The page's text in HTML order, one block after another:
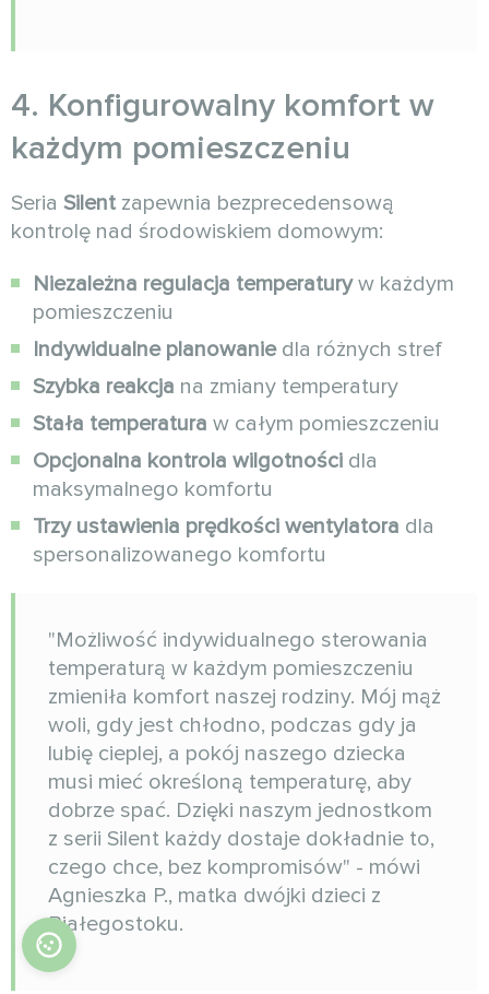
4. Konfigurowalny komfort w
każdym pomieszczeniu
Seria Silent zapewnia bezprecedensową
kontrolę nad środowiskiem domowym:
Niezależna regulacja temperaturyw każdym
pomieszczeniu
Indywidualne planowaniedla różnych stref
Szybka reakcja na zmiany temperatury
Stała temperatura w całym pomieszczeniu
Opcjonalna kontrola wilgotności dla
maksymalnego komfortu
Trzy ustawienia prędkości wentylatora dla
spersonalizowanego komfortu
"Możliwość indywidualnego sterowania
temperaturą w każdym pomieszczeniu
zmieniła komfort naszej rodziny. Mój mąż
woli, gdy jest chłodno, podczas gdy ja
lubię cieplej, a pokój naszego dziecka
musi mieć określoną temperaturę, aby
dobrze spać. Dzięki naszym jednostkom
z serii Silent każdy dostaje dokładnie to,
czego chce, bez kompromisów" - mówi
Agnieszka P., matka dwójki dzieci z
Białegostoku.